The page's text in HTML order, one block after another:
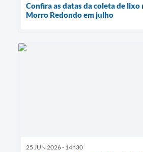
Confira as datas da coleta de lixo
Morro Redondo em julho
25 JUN 2026 - 14h30